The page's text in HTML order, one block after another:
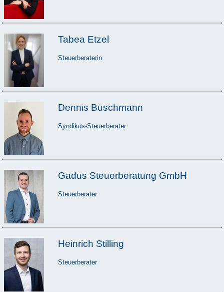
Tabea Etzel
Steuerberaterin
Dennis Buschmann
Syndikus-Steuerberater
Gadus Steuerberatung GmbH
Steuerberater
Heinrich Stilling
Steuerberater